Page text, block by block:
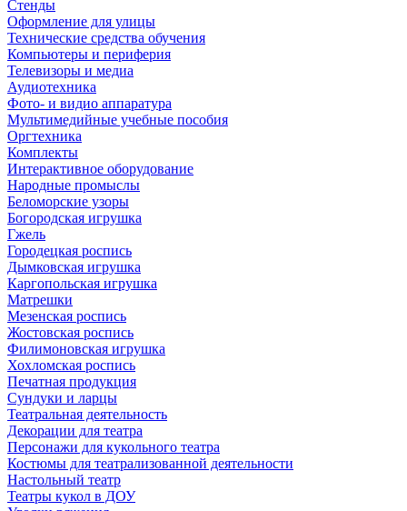
Стенды
Оформление для улицы
Технические средства обучения
Компьютеры и периферия
Телевизоры и медиа
Аудиотехника
Фото- и видио аппаратура
Мультимедийные учебные пособия
Оргтехника
Комплекты
Интерактивное оборудование
Народные промыслы
Беломорские узоры
Богородская игрушка
Гжель
Городецкая роспись
Дымковская игрушка
Каргопольская игрушка
Матрешки
Мезенская роспись
Жостовская роспись
Филимоновская игрушка
Хохломская роспись
Печатная продукция
Сундуки и ларцы
Театральная деятельность
Декорации для театра
Персонажи для кукольного театра
Костюмы для театрализованной деятельности
Настольный театр
Театры кукол в ДОУ